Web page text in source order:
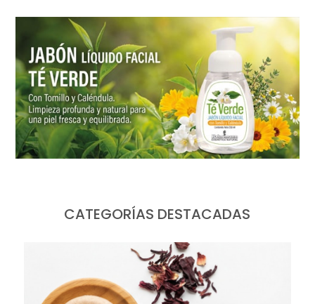
CATEGORÍAS DESTACADAS